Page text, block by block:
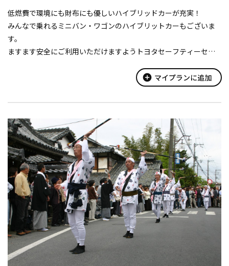
低燃費で環境にも財布にも優しいハイブリッドカーが充実！
みんなで乗れるミニバン・ワゴンのハイブリットカーもございま
す。
ますます安全にご利用いただけますようトヨタセーフティーセン
やプリクラッシュセーフティーシステム（衝突回避を支援、軽
搭載車も続々導入！
add_circle マイプランに追加